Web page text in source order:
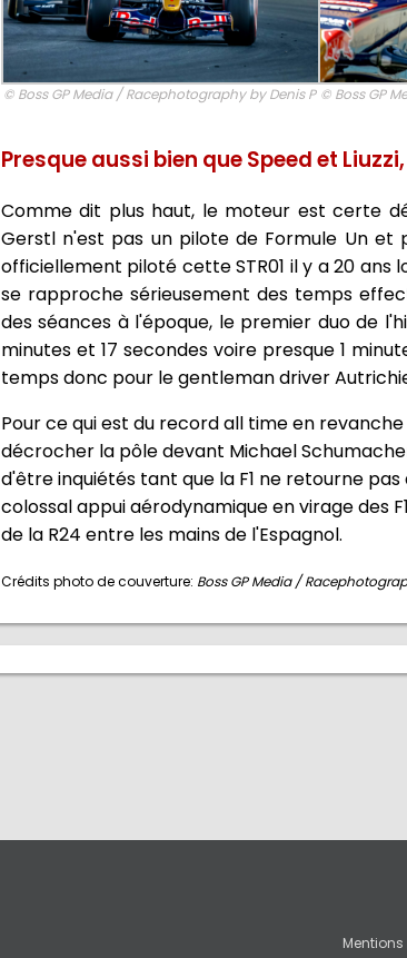
© Boss GP Media / Racephotography by Denis P © Boss GP
Presque aussi bien que Speed et
Comme dit plus haut, le moteur est certe
Gerstl n'est pas un pilote de Formule Un
officiellement piloté cette STR01 il y a 20 ans
se rapproche sérieusement des temps
des séances à l'époque, le premier duo de
minutes et 17 secondes voire presque 1
temps donc pour le gentleman driver
Pour ce qui est du record all time en
décrocher la pôle devant Michael
d'être inquiétés tant que la F1 ne retourne
colossal appui aérodynamique en virage des
de la R24 entre les mains de l'Espagnol.
Crédits photo de couverture: Boss GP Media /